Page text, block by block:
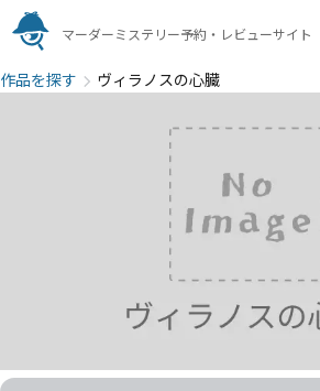
マーダーミステリー予約・レビューサイト
作品を探す ヴィラノスの心臓